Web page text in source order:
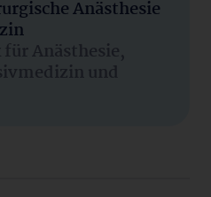
Anästhesie
Anästhesie,
und